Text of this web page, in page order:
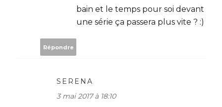
bain et le temps pour soi devant
une série ça passera plus vite ? :)
Répondre
SERENA
3 mai 2017 à 18:10